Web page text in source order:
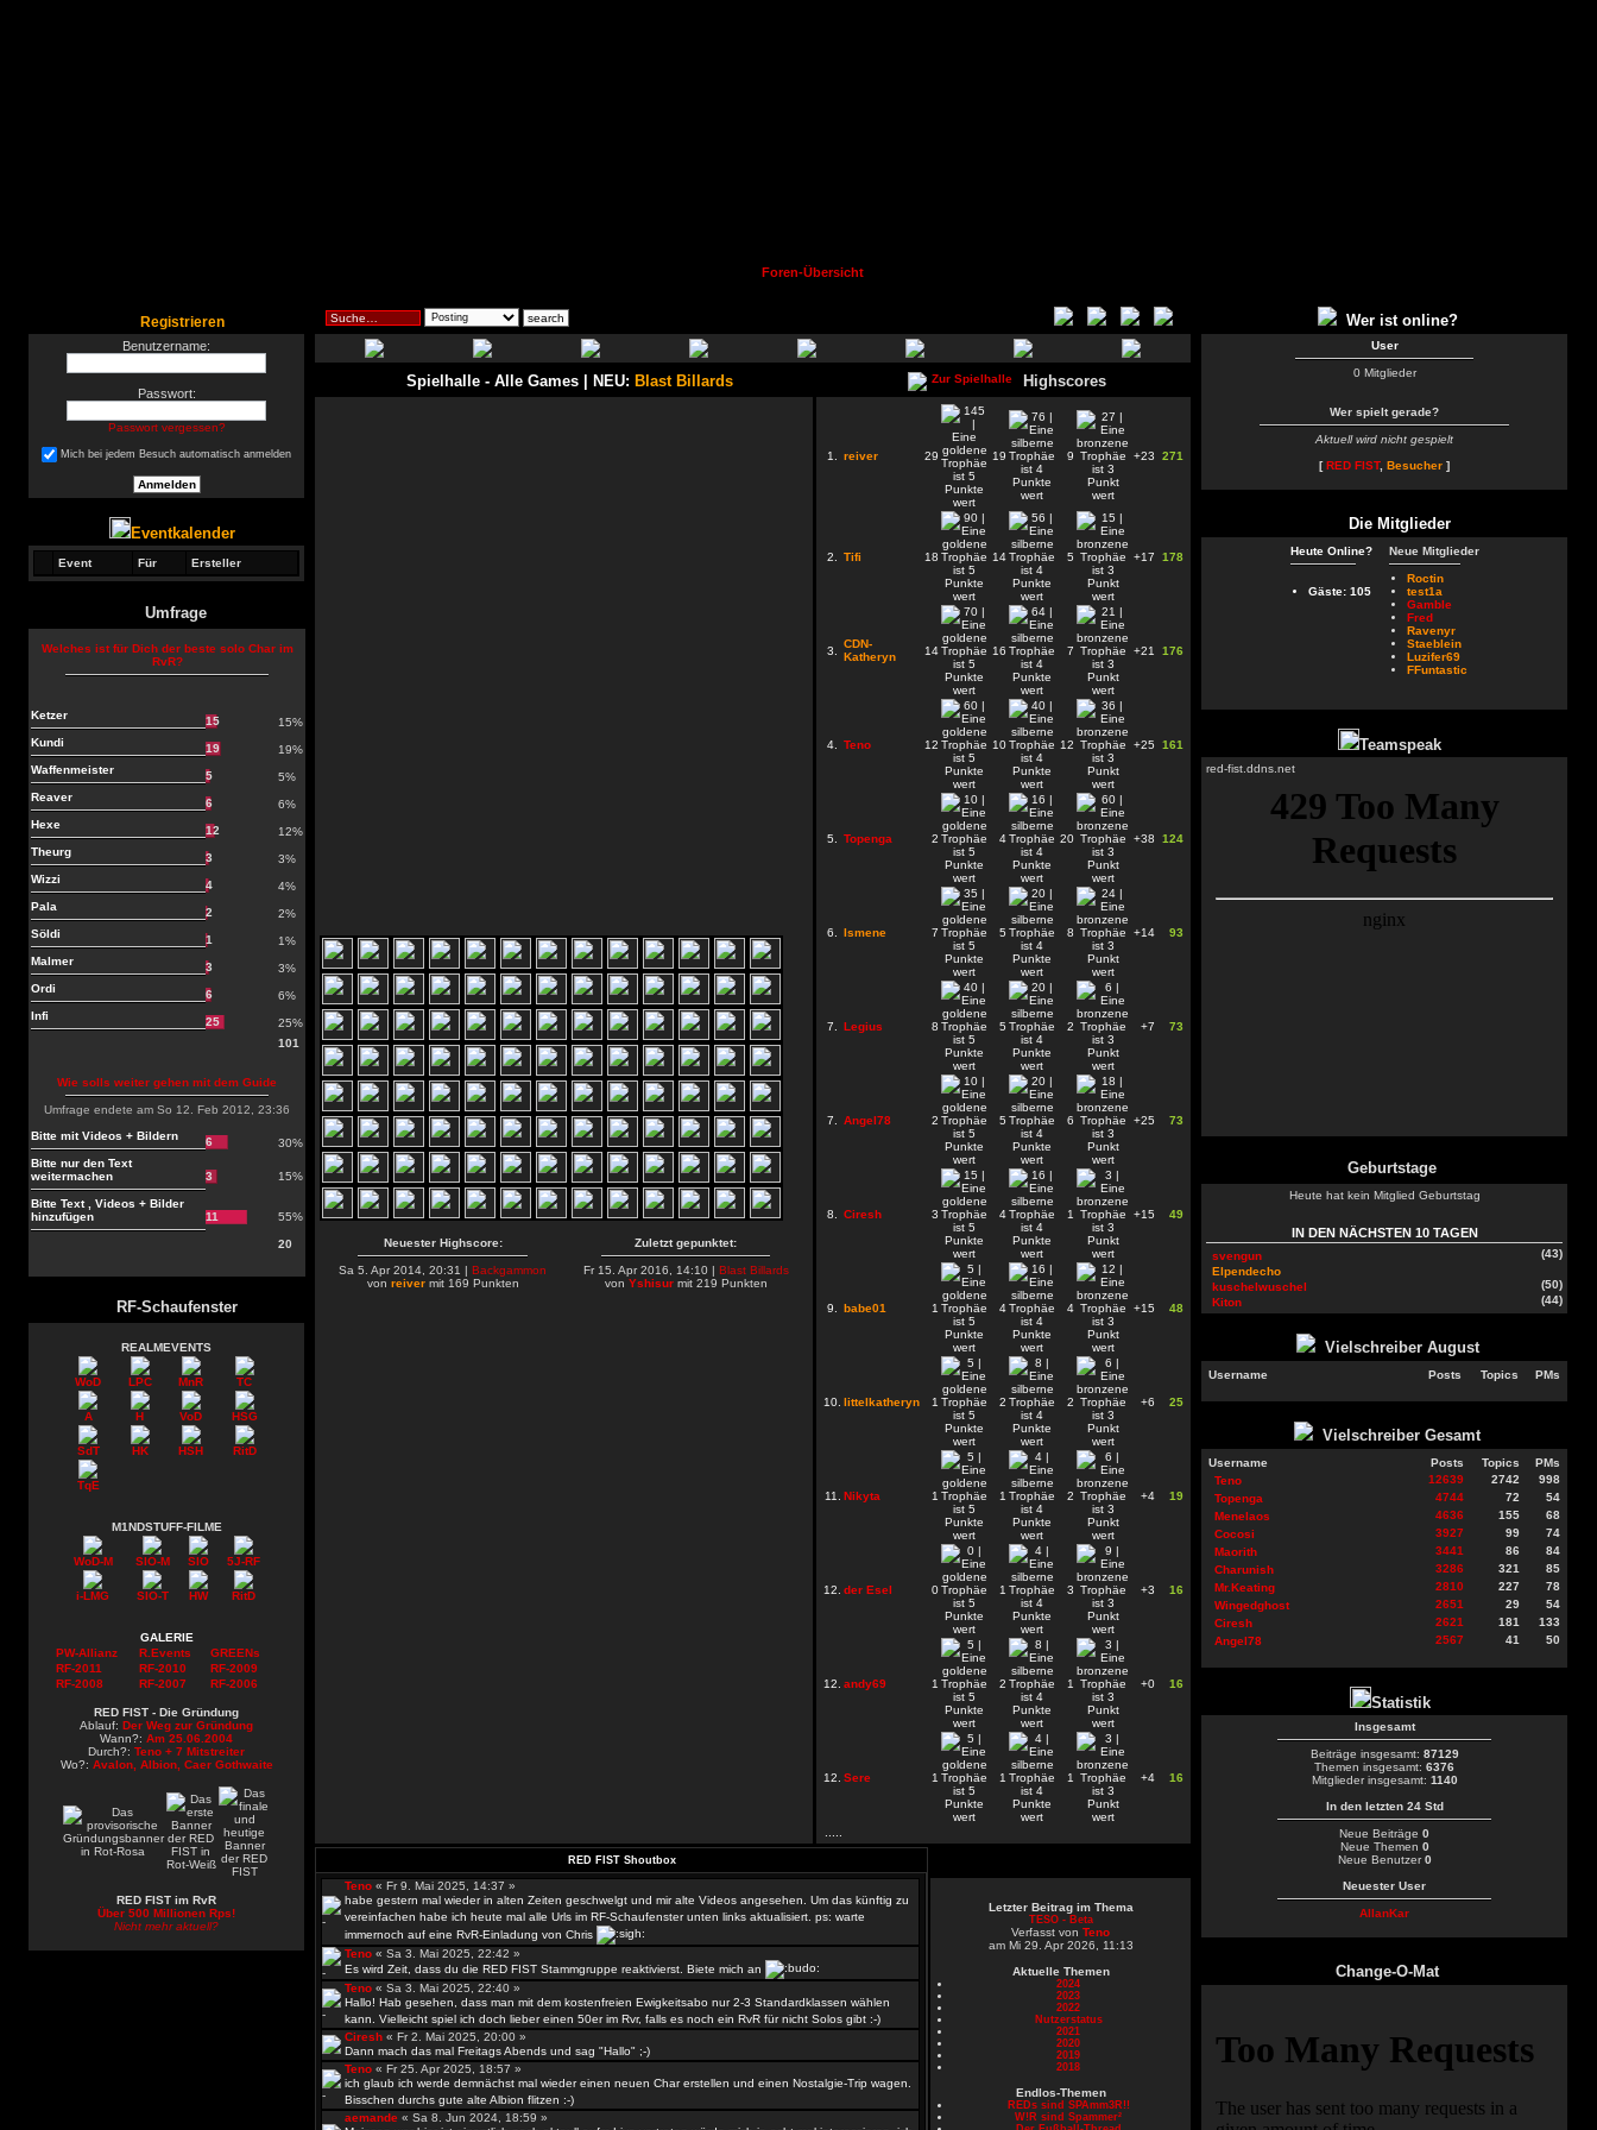
Foren-Übersicht
Registrieren
Benutzername:
Passwort:
Passwort vergessen?
Mich bei jedem Besuch automatisch anmelden
Eventkalender
Event Für Ersteller
Umfrage
Welches ist für Dich der beste solo Char im
RvR?
Ketzer 15
15%
Kundi
19
19%
Waffenmeister
5
5%
Reaver
6
6%
Hexe
12
12%
Theurg
3
3%
Wizzi
4
4%
Pala
2
2%
Söldi
1
1%
Malmer
3
3%
Ordi
6
6%
Infi
25
25%
101
Wie solls weiter gehen mit dem Guide
Umfrage endete am So 12. Feb 2012, 23:36
Bitte mit Videos + Bildern
6
30%
Bitte nur den Text
weitermachen
3 15%
Bitte Text , Videos + Bilder
hinzufügen
11 55%
20
RF-Schaufenster
REALMEVENTS
WoD LPC MnR TC
A H VoD HSG
SdT HK HSH RitD
TqE
M1NDSTUFF-FILME
WoD-M SIO-M SIO 5J-RF
i-LMG SIO-T HW RitD
GALERIE
PW-Allianz
R.Events
GREENs
RF-2011
RF-2010
RF-2009
RF-2008
RF-2007 RF-2006
RED FIST - Die Gründung
Ablauf: Der Weg zur Gründung
Wann?: Am 25.06.2004
Durch?: Teno + 7 Mitstreiter
Wo?: Avalon, Albion, Caer Gothwaite
RED FIST im RvR
Über 500 Millionen Rps!
Nicht mehr aktuell?
Spielhalle- Alle Games | NEU: Blast Billards
Neuester Highscore:
Sa 5. Apr 2014, 20:31 | Backgammon
von reivermit 169 Punkten
Zuletzt gepunktet:
Fr 15. Apr 2016, 14:10 | Blast Billards
von Yshisurmit 219 Punkten
Highscores
1. reiver 29 19 9 +23 271
2. Tifi 18 14 5 +17 178
3.
CDN-
Katheryn
14 16 7 +21 176
4. Teno 12 10 12 +25 161
5. Topenga 2 4 20 +38 124
6. Ismene 7 5 8 +14 93
7. Legius 8 5 2 +7 73
7. Angel78 2 5 6 +25 73
8. Ciresh 3 4 1 +15 49
9. babe01 1 4 4 +15 48
10. littelkatheryn 1 2 2 +6 25
11. Nikyta 1 1 2 +4 19
12. der Esel 0 1 3 +3 16
12. andy69 1 2 1 +0 16
12. Sere 1 1 1 +4 16
RED FIST Shoutbox
Teno « Fr 9. Mai 2025, 14:37 »
habe gestern mal wieder in alten Zeiten geschwelgt und mir alte Videos angesehen. Um das künftig zu
vereinfachen habe ich heute mal alle Urls im RF-Schaufenster unten links aktualisiert. ps: warte
immernoch auf eine RvR-Einladung von Chris
Teno « Sa 3. Mai 2025, 22:42 »
Es wird Zeit, dass du die RED FIST Stammgruppe reaktivierst. Biete mich an
Teno « Sa 3. Mai 2025, 22:40 »
Hallo! Hab gesehen, dass man mit dem kostenfreien Ewigkeitsabo nur 2-3 Standardklassen wählen
kann. Vielleicht spiel ich doch lieber einen 50er im Rvr, falls es noch ein RvR für nicht Solos gibt :-)
Ciresh « Fr 2. Mai 2025, 20:00 »
Dann mach das mal Freitags Abends und sag "Hallo" ;-)
Teno « Fr 25. Apr 2025, 18:57 »
ich glaub ich werde demnächst mal wieder einen neuen Char erstellen und einen Nostalgie-Trip wagen.
Bisschen durchs gute alte Albion flitzen :-)
aemande « Sa 8. Jun 2024, 18:59 »
Letzter Beitrag im Thema
TESO - Beta
Verfasst von Teno
am Mi 29. Apr 2026, 11:13
Aktuelle Themen
2024
2023
2022
Nutzerstatus
2021
2020
2019
2018
Endlos-Themen
REDs sind SPAmm3R!!
W!R sind Spammer²
Wer ist online?
User
0 Mitglieder
Wer spielt gerade?
Aktuell wird nicht gespielt
[RED FIST, Besucher ]
Die Mitglieder
Heute Online?
Gäste: 105
Neue Mitglieder
Roctin
test1a
Gamble
Fred
Ravenyr
Staeblein
Luzifer69
FFuntastic
Teamspeak
red-fist.ddns.net
Geburtstage
Heute hat kein Mitglied Geburtstag
IN DEN NÄCHSTEN 10 TAGEN
svengun
(43)
Elpendecho
kuschelwuschel
(50)
Kiton
(44)
Vielschreiber August
Username Posts Topics PMs
Vielschreiber Gesamt
Username Posts Topics
PMs
Teno
12639 2742
998
Topenga
4744 72
54
Menelaos
4636 155
68
Cocosi
3927 99
74
Maorith
3441 86
84
Charunish
3286 321
85
Mr.Keating
2810 227
78
Wingedghost
2651 29
54
Ciresh
2621 181
133
Angel78
2567 41 50
Statistik
Insgesamt
Beiträge insgesamt: 87129
Themen insgesamt: 6376
Mitglieder insgesamt: 1140
In den letzten 24 Std
Neue Beiträge 0
Neue Themen 0
Neue Benutzer0
Neuester User
AllanKar
Change-O-Mat